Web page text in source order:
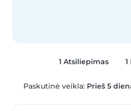
1 Atsiliepimas
Paskutinė veikla: Prieš 5